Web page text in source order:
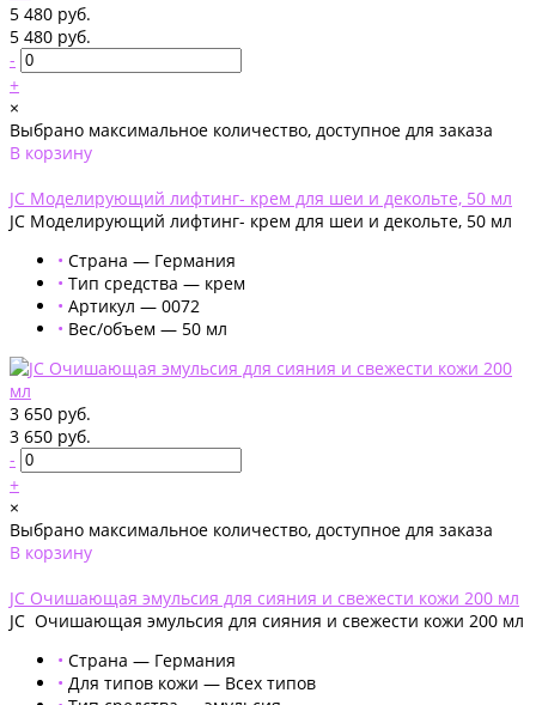
5 480 руб.
5 480 руб.
-
+
×
Выбрано максимальное количество, доступное для заказа
В корзину
JC Моделирующий лифтинг- крем для шеи и декольте, 50 мл
JC Моделирующий лифтинг- крем для шеи и декольте, 50 мл
• Страна — Германия
• Тип средства — крем
• Артикул — 0072
• Вес/объем — 50 мл
3 650 руб.
3 650 руб.
-
+
×
Выбрано максимальное количество, доступное для заказа
В корзину
JC Очишающая эмульсия для сияния и свежести кожи 200 мл
JC Очишающая эмульсия для сияния и свежести кожи 200 мл
• Страна — Германия
• Для типов кожи — Всех типов